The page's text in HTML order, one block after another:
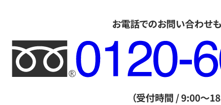
お電話でのお問い合わせ
フ
リ
ー
（受付時間 / 9:00～